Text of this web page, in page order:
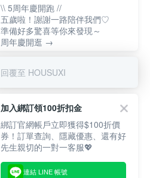
\\ 5周年慶開跑 //
五歲啦！謝謝一路陪伴我們♡
準備好多驚喜等你來發現～
周年慶開逛 →
回覆至 HOUSUXI
加入綁訂領100折扣金
綁訂官網帳戶立即獲得$100折價
券！訂單查詢、隱藏優惠、還有好
先生親切的一對一客服💖
連結 LINE 帳號